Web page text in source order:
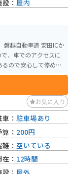
、車でのアクセスに
ので安心して停めら
トとして人気があり
、笹団子などが人気
泉郷は、開湯1300年
す。 道の駅 あ
1 電話番号：0250-6
： 屋内
お気に入り
： 駐車場あり
： 200円
： 空いている
： 12時間